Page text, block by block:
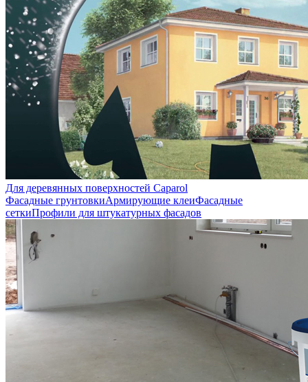
Для деревянных поверхностей Caparol
Фасадные грунтовкиАрмирующие клеиФасадные
сеткиПрофили для штукатурных фасадов